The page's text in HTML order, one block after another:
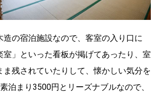
造の宿泊施設なので、客室の入り口に
室」といった看板が掲げてあったり、室
ま残されていたりして、懐かしい気分を
泊まり3500円とリーズナブルなので、